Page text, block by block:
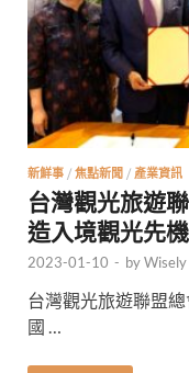
新鮮事 / 焦點新聞 / 產業資訊
台灣觀光旅遊
造入境觀光先機
2023-01-10 - byWisely
台灣觀光旅遊聯盟
國 …